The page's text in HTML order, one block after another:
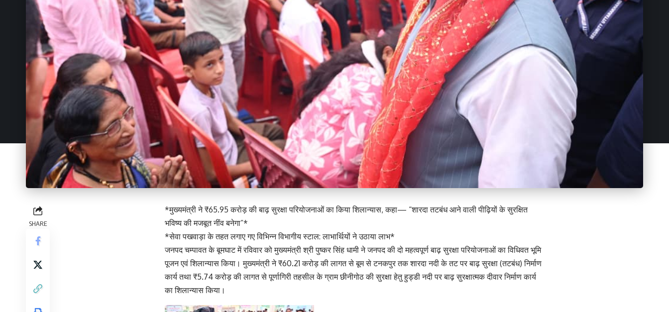
SHARE
*मुख्यमंत्री ने ₹65.95 करोड़ की बाढ़ सुरक्षा परियोजनाओं का किया शिलान्यास, कहा— “शारदा तटबंध आने वाली पीढ़ियों के सुरक्षित
भविष्य की मजबूत नींव बनेगा”*
*सेवा पखवाड़ा के तहत लगाए गए विभिन्न विभागीय स्टाल: लाभार्थियों ने उठाया लाभ*
जनपद चम्पावत के बूमघाट में रविवार को मुख्यमंत्री श्री पुष्कर सिंह धामी ने जनपद की दो महत्वपूर्ण बाढ़ सुरक्षा परियोजनाओं का विधिवत भूमि
पूजन एवं शिलान्यास किया। मुख्यमंत्री ने ₹60.21 करोड़ की लागत से बूम से टनकपुर तक शारदा नदी के तट पर बाढ़ सुरक्षा (तटबंध) निर्माण
कार्य तथा ₹5.74 करोड़ की लागत से पूर्णागिरी तहसील के ग्राम छीनीगोठ की सुरक्षा हेतु हुड्डी नदी पर बाढ़ सुरक्षात्मक दीवार निर्माण कार्य
का शिलान्यास किया।